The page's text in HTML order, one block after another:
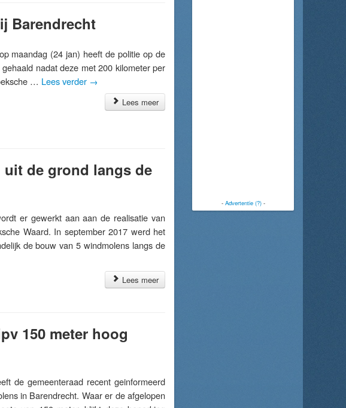
Barendrecht
maandag (24 jan) heeft de politie op de
nadat deze met 200 kilometer per
… Lees verder →
Lees meer
de grond langs de
er gewerkt aan aan de realisatie van
Waard. In september 2017 werd het
de bouw van 5 windmolens langs de
Lees meer
150 meter hoog
de gemeenteraad recent geinformeerd
in Barendrecht. Waar er de afgelopen
- Advertentie (?)-